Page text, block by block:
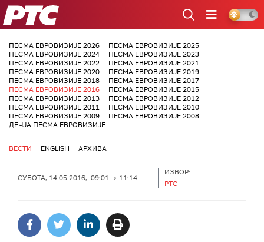
РТС
ПЕСМА ЕВРОВИЗИЈЕ 2026
ПЕСМА ЕВРОВИЗИЈЕ 2025
ПЕСМА ЕВРОВИЗИЈЕ 2024
ПЕСМА ЕВРОВИЗИЈЕ 2023
ПЕСМА ЕВРОВИЗИЈЕ 2022
ПЕСМА ЕВРОВИЗИЈЕ 2021
ПЕСМА ЕВРОВИЗИЈЕ 2020
ПЕСМА ЕВРОВИЗИЈЕ 2019
ПЕСМА ЕВРОВИЗИЈЕ 2018
ПЕСМА ЕВРОВИЗИЈЕ 2017
ПЕСМА ЕВРОВИЗИЈЕ 2016
ПЕСМА ЕВРОВИЗИЈЕ 2015
ПЕСМА ЕВРОВИЗИЈЕ 2013
ПЕСМА ЕВРОВИЗИЈЕ 2012
ПЕСМА ЕВРОВИЗИЈЕ 2011
ПЕСМА ЕВРОВИЗИЈЕ 2010
ПЕСМА ЕВРОВИЗИЈЕ 2009
ПЕСМА ЕВРОВИЗИЈЕ 2008
ДЕЧЈА ПЕСМА ЕВРОВИЗИЈЕ
ВЕСТИ ENGLISH АРХИВА
СУБОТА, 14.05.2016, 09:01 -> 11:14
ИЗВОР:
РТС